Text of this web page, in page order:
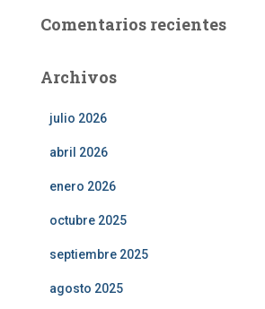
Comentarios recientes
Archivos
julio 2026
abril 2026
enero 2026
octubre 2025
septiembre 2025
agosto 2025